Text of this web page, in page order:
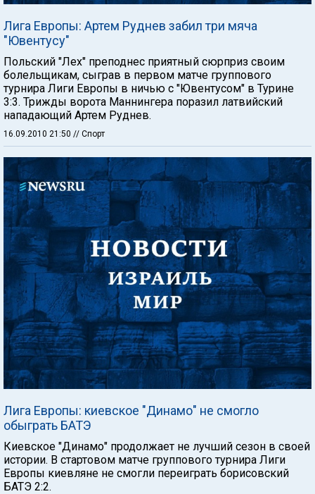
Лига Европы: Артем Руднев забил три мяча
"Ювентусу"
Польский "Лех" преподнес приятный сюрприз своим
болельщикам, сыграв в первом матче группового
турнира Лиги Европы в ничью с "Ювентусом" в Турине
3:3. Трижды ворота Маннингера поразил латвийский
нападающий Артем Руднев.
16.09.2010 21:50 // Спорт
Лига Европы: киевское "Динамо" не смогло
обыграть БАТЭ
Киевское "Динамо" продолжает не лучший сезон в своей
истории. В стартовом матче группового турнира Лиги
Европы киевляне не смогли переиграть борисовский
БАТЭ 2:2.